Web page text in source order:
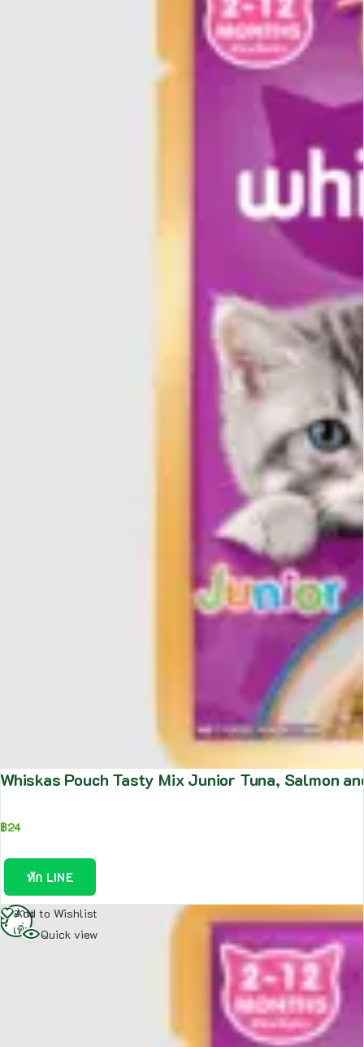
Whiskas Pouch Tasty Mix Junior Tuna, Salmon
฿24
ทัก LINE
Add to Wishlist
Quick view
อ่าน
เพิ่ม